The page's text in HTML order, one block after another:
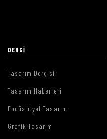
DERGI
Tasarım Dergisi
Tasarım Haberleri
Endüstriyel Tasarım
Grafik Tasarım